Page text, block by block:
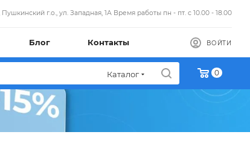
г.о., ул. Западная, 1А Время работы пн - пт. с 10.00 - 18.00
Блог Контакты ВОЙТИ
Каталог 0